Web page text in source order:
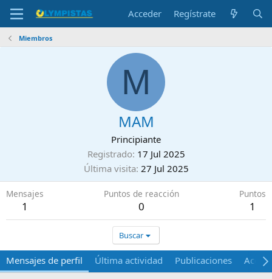
Acceder Regístrate
Miembros
M
MAM
Principiante
Registrado 17 Jul 2025
Última visita 27 Jul 2025
Mensajes
1
Puntos de reacción
0
Puntos
1
Buscar
Mensajes de perfil Última actividad Publicaciones Acerca